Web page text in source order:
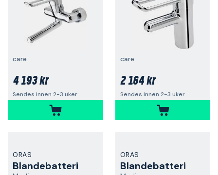
care
4 193 kr
Sendes innen 2-3 uker
care
2 164 kr
Sendes innen 2-3 uker
ORAS
Blandebatteri
ORAS
Blandebatteri